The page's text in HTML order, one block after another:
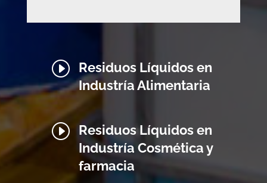
I
Residuos Líquidos en
Industría Alimentaria
I
Residuos Líquidos en
Industría Cosmética y
farmacia